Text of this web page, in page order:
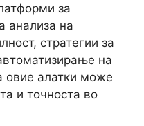
за
анализа на
стратегии за
на
овие алатки може
и точноста во